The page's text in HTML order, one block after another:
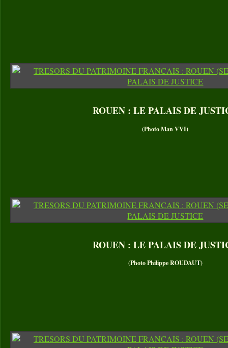
ROUEN : LE PALAIS DE
(Photo Man VVI)
ROUEN : LE PALAIS DE
(Photo Philippe ROUDAUT)